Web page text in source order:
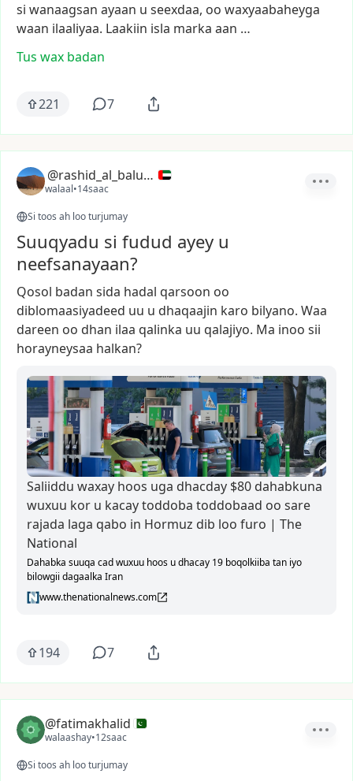
si wanaagsan ayaan u seexdaa, oo waxyaabaheyga
waan ilaaliyaa. Laakiin isla marka aan …
Tus wax badan
221 7
@rashid_al_balushi
walaal•14saac
Si toos ah loo turjumay
Suuqyadu si fudud ayey u
neefsanayaan?
Qosol badan sida hadal qarsoon oo
diblomaasiyadeed uu u dhaqaajin karo bilyano. Waa
dareen oo dhan ilaa qalinka uu qalajiyo. Ma inoo sii
horayneysaa halkan?
Saliiddu waxay hoos uga dhacday $80 dahabkuna
wuxuu kor u kacay toddoba toddobaad oo sare
rajada laga qabo in Hormuz dib loo furo | The
National
Dahabka suuqa cad wuxuu hoos u dhacay 19 boqolkiiba tan iyo
bilowgii dagaalka Iran
www.thenationalnews.com
194 7
@fatimakhalid
walaashay•12saac
Si toos ah loo turjumay